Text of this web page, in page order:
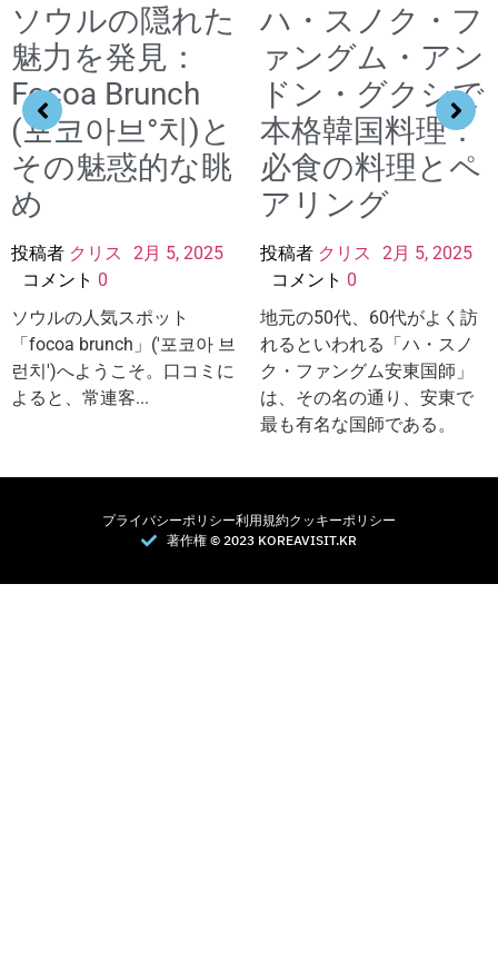
ソウルの隠れた
魅力を発見：
Focoa Brunch
(포코아브°치)と
その魅惑的な眺
め
投稿者 クリス
2月 5, 2025
コメント 0
ソウルの人気スポット
「focoa brunch」('포코아 브
런치')へようこそ。口コミに
よると、常連客...
ハ・スノク・フ
ァングム・アン
ドン・グクシで
本格韓国料理：
必食の料理とペ
アリング
投稿者 クリス
2月 5, 2025
コメント 0
地元の50代、60代がよく訪
れるといわれる「ハ・スノ
ク・ファングム安東国師」
は、その名の通り、安東で
最も有名な国師である。
プライバシーポリシー利用規約クッキーポリシー
著作権 © 2023 KOREAVISIT.KR